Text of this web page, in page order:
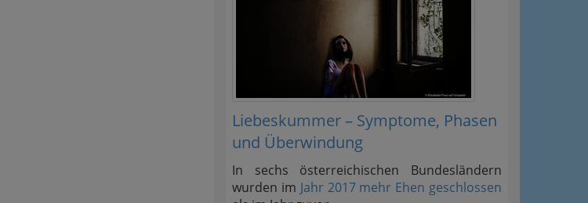
Liebeskummer – Symptome, Phasen
und Überwindung
In sechs österreichischen Bundesländern
wurden im Jahr 2017 mehr Ehen geschlossen